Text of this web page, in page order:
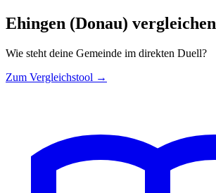
Ehingen (Donau) vergleichen
Wie steht deine Gemeinde im direkten Duell?
Zum Vergleichstool →